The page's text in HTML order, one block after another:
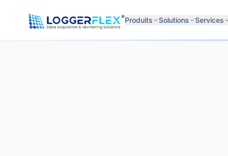
®Produits Solutions Services